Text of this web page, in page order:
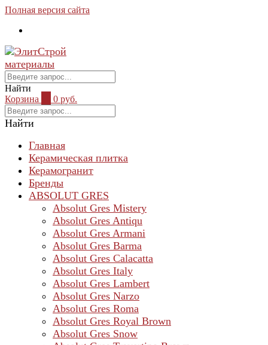
Полная версия сайта
Найти
Корзина
0 руб.
Найти
Главная
Керамическая плитка
Керамогранит
Бренды
ABSOLUT GRES
Absolut Gres Mistery
Absolut Gres Antiqu
Absolut Gres Armani
Absolut Gres Barma
Absolut Gres Calacatta
Absolut Gres Italy
Absolut Gres Lambert
Absolut Gres Narzo
Absolut Gres Roma
Absolut Gres Royal Brown
Absolut Gres Snow